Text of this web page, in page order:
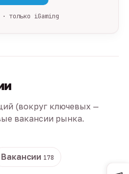
только iGaming
(вокруг ключевых —
вакансии рынка.
Вакансии 178